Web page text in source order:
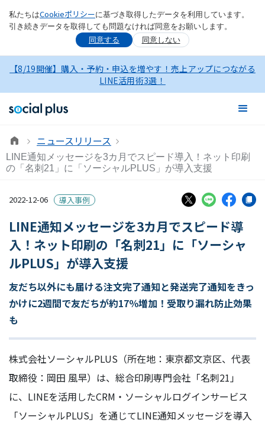
私たちはCookieポリシーに基づき取得したデータを利用しています。
引き続きデータを取得しても問題なければ同意をお願いします。
同意する
同意しない
【8/19開催】購入・予約・申込を増やす！売上アップにつながる
LINE活用術3選！
ニュースリリース
LINE通知メッセージを3カ月でスピード導入！ネット印刷
の「名刺21」に「ソーシャルPLUS」が導入支援
2022-12-06 導入事例
LINE通知メッセージを3カ月でスピード導
入！ネット印刷の「名刺21」に「ソーシャ
ルPLUS」が導入支援
友だち以外にも届ける注文完了通知と発送完了通知をきっ
かけに2週間で友だちが約17％増加！受取り漏れ防止効果
も
株式会社ソーシャルPLUS（所在地：東京都文京区、代表
取締役：岡田 風早）は、総合印刷専門会社「名刺21」
に、LINEを活用したCRM・ソーシャルログインサービス
「ソーシャルPLUS」を通じてLINE通知メッセージを導入